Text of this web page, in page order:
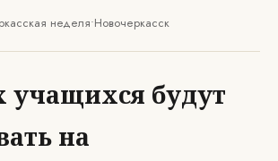
неделя•Новочеркасск
учащихся будут
на